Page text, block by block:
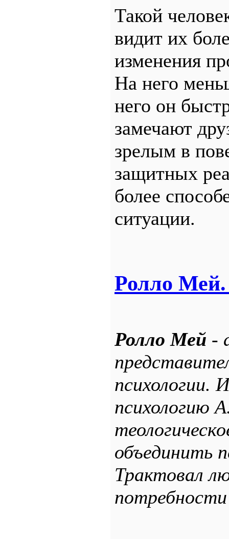
Такой
видит их
изменения
На него
него он
замечают
зрелым в
защитных
более
ситуации.
Ролло
Ролло Мей -
психологии.
психологию
объединить
Трактовал
потребности